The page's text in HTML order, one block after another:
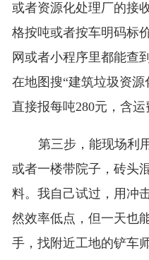
或者资源化处理厂的接
格按吨或者按车明码标
网或者小程序里都能查
在地图搜“建筑垃圾资
直接报每吨280元，含运
第三步，能现场利
或者一楼带院子，砖头
料。我自己试过，用冲
然效率低点，但一天也
手，找附近工地的铲车